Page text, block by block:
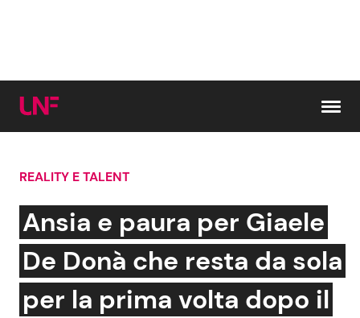
Cerca:
News e Cronaca
Attualità Italiana
Gossip e TV
Bellezze VIP
REALITY E TALENT
Ansia e paura per Giaele
De Donà che resta da sola
per la prima volta dopo il